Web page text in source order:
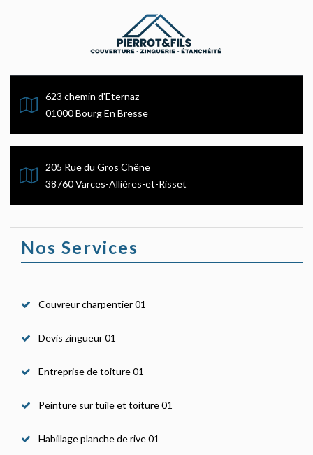
623 chemin d'Eternaz
01000 Bourg En Bresse
205 Rue du Gros Chêne
38760 Varces-Allières-et-Risset
Nos Services
Couvreur charpentier 01
Devis zingueur 01
Entreprise de toiture 01
Peinture sur tuile et toiture 01
Habillage planche de rive 01